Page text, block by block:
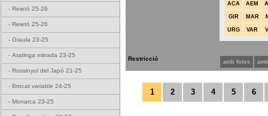
- Reietó 25-26
- Reietó 25-26
- Graula 23-25
- Aratinga mitrada 23-25
- Rossinyol del Japó 21-25
- Brocat variable 24-25
- Monarca 23-25
ACA AEM
GIR MAR
URG VAR
Restricció amb fotos
1 2 3 4 5 6